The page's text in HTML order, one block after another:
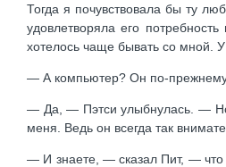
Тогда я почувствовала бы ту
удовлетворяла его
хотелось чаще бывать со мной.
— А компьютер? Он по-
— Да, — Пэтси улыбнулась. — Но
меня. Ведь он всегда так
— И знаете, — сказал Пит, — что